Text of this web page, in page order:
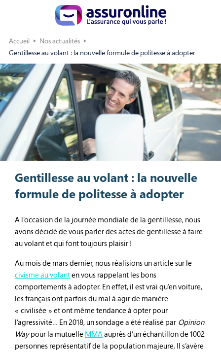
Accueil
Nos actualités
Gentillesse au volant : la nouvelle formule de politesse à adopter
Gentillesse au volant : la nouvelle
formule de politesse à adopter
A l’occasion de la journée mondiale de la gentillesse, nous
avons décidé de vous parler des actes de gentillesse à faire
au volant et qui font toujours plaisir !
Au mois de mars dernier, nous réalisions un article sur le
civisme au volanten vous rappelant les bons
comportements à adopter. En effet, il est vrai qu’en voiture,
les français ont parfois du mal à agir de manière
« civilisée » et ont même tendance à opter pour
l’agressivité… En 2018, un sondage a été réalisé par Opinion
Waypour la mutuelle MMAauprès d’un échantillon de 1002
personnes représentatif de la population majeure. Il s’avère